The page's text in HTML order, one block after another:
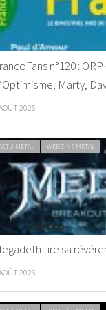
n°120 :
Marty,
2026
METAL WEBZINE METAL
tire sa
2026